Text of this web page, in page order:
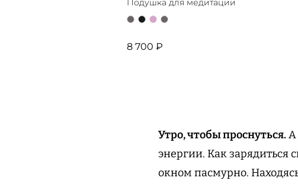
8 700 ₽
Утро, чтобы проснуться.А
энергии. Как зарядиться
окном пасмурно.